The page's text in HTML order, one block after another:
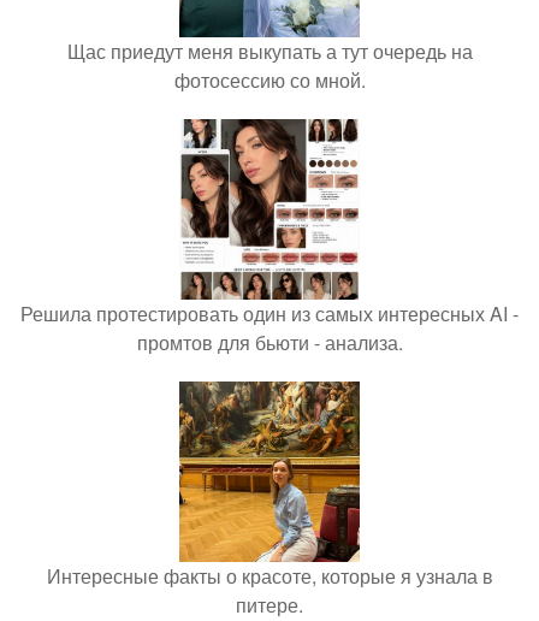
Щас приедут меня выкупать а тут очередь на
фотосессию со мной.
Решила протестировать один из самых интересных AI -
промтов для бьюти - анализа.
Интересные факты о красоте, которые я узнала в
питере.